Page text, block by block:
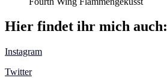
Hier findet ihr mich auch:
Instagram
Twitter